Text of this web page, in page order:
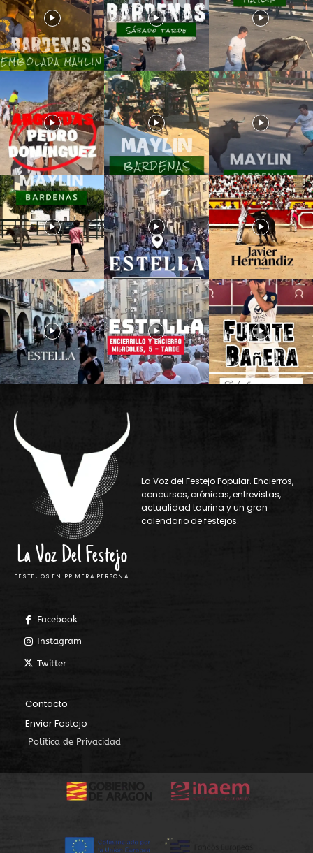
La Voz Del Festejo
FESTEJOS EN PRIMERA PERSONA
La Voz del Festejo Popular. Encierros,
concursos, crónicas, entrevistas,
actualidad taurina y un gran
calendario de festejos.
Facebook
Instagram
Twitter
Contacto
Enviar Festejo
Política de Privacidad